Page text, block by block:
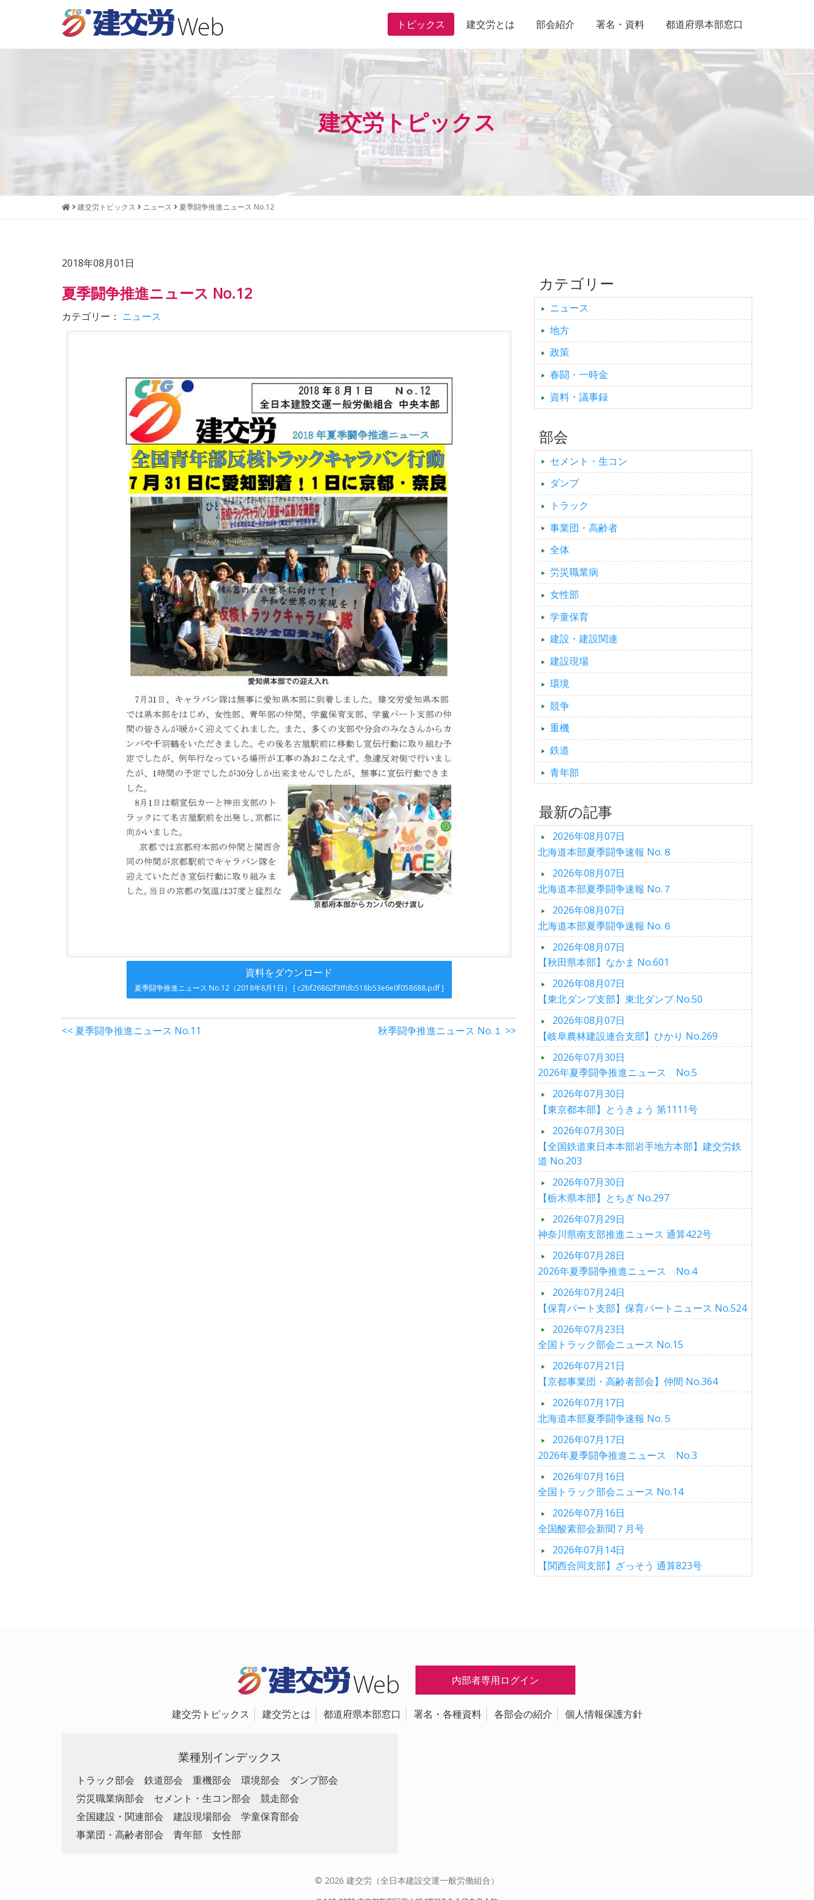
トピックス 建交労とは 部会紹介 署名・資料 都道府県本部窓口
建交労トピックス
建交労トピックス ニュース 夏季闘争推進ニュース No.12
2018年08月01日
夏季闘争推進ニュース No.12
カテゴリー： ニュース
資料をダウンロード
夏季闘争推進ニュース No.12（2018年8月1日） [ c2bf26862f3ffdb518b53e6e0f058688.pdf ]
<< 夏季闘争推進ニュース No.11 秋季闘争推進ニュース No.１ >>
カテゴリー
ニュース
地方
政策
春闘・一時金
資料・議事録
部会
セメント・生コン
ダンプ
トラック
事業団・高齢者
全体
労災職業病
女性部
学童保育
建設・建設関連
建設現場
環境
競争
重機
鉄道
青年部
最新の記事
2026年08月07日
北海道本部夏季闘争速報 No.８
2026年08月07日
北海道本部夏季闘争速報 No.７
2026年08月07日
北海道本部夏季闘争速報 No.６
2026年08月07日
【秋田県本部】なかま No.601
2026年08月07日
【東北ダンプ支部】東北ダンプ No.50
2026年08月07日
【岐阜農林建設連合支部】ひかり No.269
2026年07月30日
2026年夏季闘争推進ニュース No.5
2026年07月30日
【東京都本部】とうきょう 第1111号
2026年07月30日
【全国鉄道東日本本部岩手地方本部】建交労鉄
道 No.203
2026年07月30日
【栃木県本部】とちぎ No.297
2026年07月29日
神奈川県南支部推進ニュース 通算422号
2026年07月28日
2026年夏季闘争推進ニュース No.4
2026年07月24日
【保育パート支部】保育パートニュース No.524
2026年07月23日
全国トラック部会ニュース No.15
2026年07月21日
【京都事業団・高齢者部会】仲間 No.364
2026年07月17日
北海道本部夏季闘争速報 No.５
2026年07月17日
2026年夏季闘争推進ニュース No.3
2026年07月16日
全国トラック部会ニュース No.14
2026年07月16日
全国酸素部会新聞７月号
2026年07月14日
【関西合同支部】ざっそう 通算823号
内部者専用ログイン
建交労トピックス 建交労とは 都道府県本部窓口 署名・各種資料 各部会の紹介 個人情報保護方針
業種別インデックス
トラック部会 鉄道部会 重機部会 環境部会
ダンプ部会
労災職業病部会
セメント・生コン部会
競走部会
全国建設・関連部会
建設現場部会
学童保育部会
事業団・高齢者部会
青年部 女性部
© 2026 建交労（全日本建設交運一般労働組合）